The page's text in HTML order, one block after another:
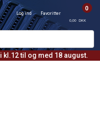
til og med 18 august.
Log ind Favoritter
0
0,00 DKK